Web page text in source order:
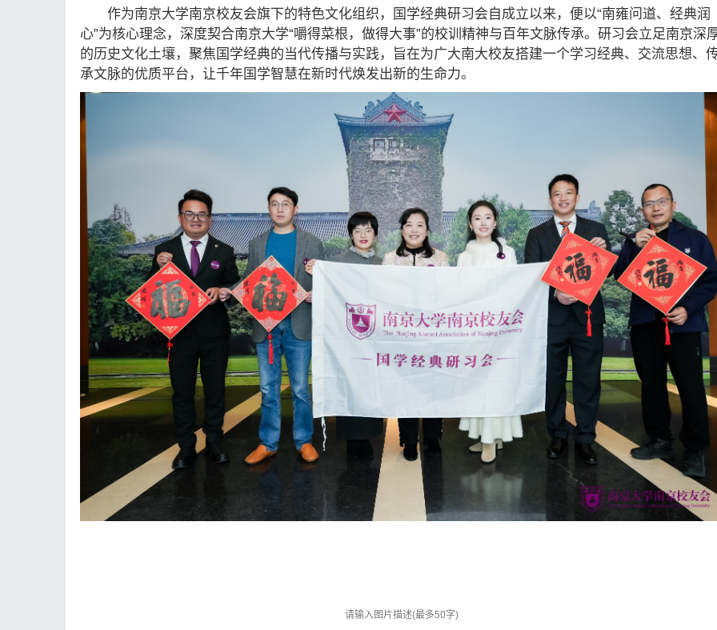
作为南京大学南京校友会旗下的特色文化组织，国学经典研习会自成立以来，便以“南雍问道、经典润
心”为核心理念，深度契合南京大学“嚼得菜根，做得大事”的校训精神与百年文脉传承。研习会立足南京深
的历史文化土壤，聚焦国学经典的当代传播与实践，旨在为广大南大校友搭建一个学习经典、交流思想、
承文脉的优质平台，让千年国学智慧在新时代焕发出新的生命力。